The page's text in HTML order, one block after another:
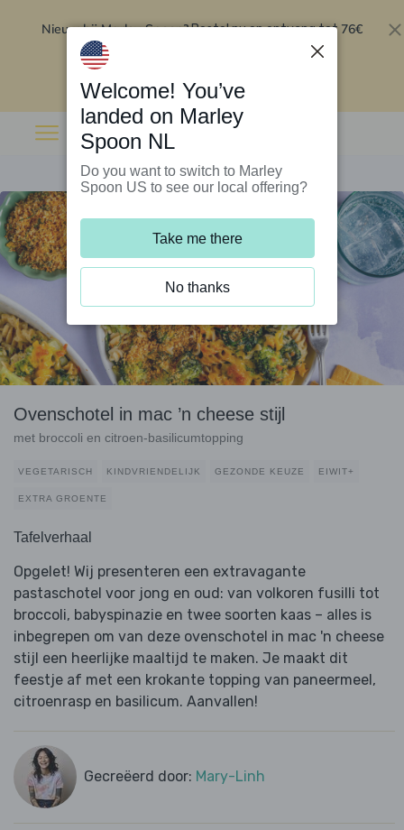
Nieuw bij Marley Spoon?Bestel nu en ontvang tot 76€
Ovenschotel in mac ’n cheese stijl
met broccoli en citroen-basilicumtopping
VEGETARISCH KINDVRIENDELIJK GEZONDE KEUZE EIWIT+
EXTRA GROENTE
Tafelverhaal
Opgelet! Wij presenteren een extravagante
pastaschotel voor jong en oud: van volkoren fusilli tot
broccoli, babyspinazie en twee soorten kaas – alles is
inbegrepen om van deze ovenschotel in mac 'n cheese
stijl een heerlijke maaltijd te maken. Je maakt dit
feestje af met een krokante topping van paneermeel,
citroenrasp en basilicum. Aanvallen!
Gecreëerd door: Mary-Linh
Welcome! You’ve
landed on Marley
Spoon NL
Do you want to switch to Marley
Spoon US to see our local offering?
Take me there
No thanks